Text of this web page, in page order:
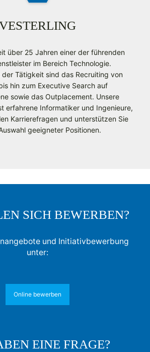
über 25 Jahren einer der führenden
im Bereich Technologie.
Tätigkeit sind das Recruiting von
hin zum Executive Search auf
sowie das Outplacement. Unsere
erfahrene Informatiker und Ingenieure,
Karrierefragen und unterstützen Sie
geeigneter Positionen.
SICH BEWERBEN?
und Initiativbewerbung
unter:
Online bewerben
EINE FRAGE?